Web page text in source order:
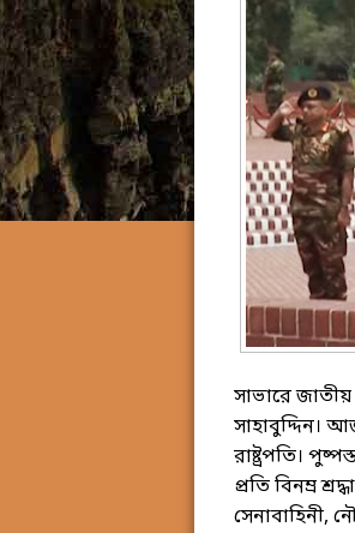
সাভারে জাতীয়
সাহাবুদ্দিন।
রাষ্ট্রপতি।
প্রতি বিনম্র
সেনাবাহিনী,